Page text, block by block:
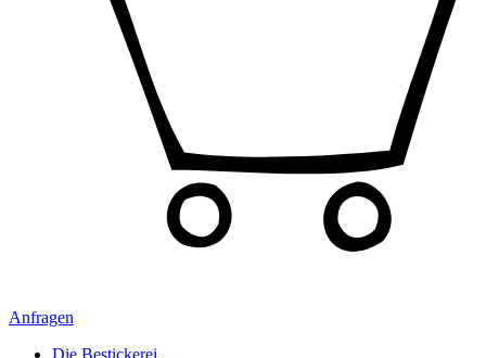
Anfragen
Die Bestickerei